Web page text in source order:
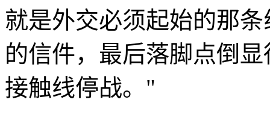
就是外交必须起始的那
的信件，最后落脚点倒
接触线停战。"